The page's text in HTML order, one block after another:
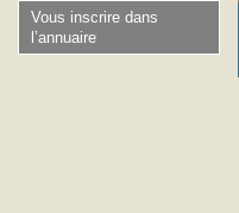
Vous inscrire dans
l’annuaire